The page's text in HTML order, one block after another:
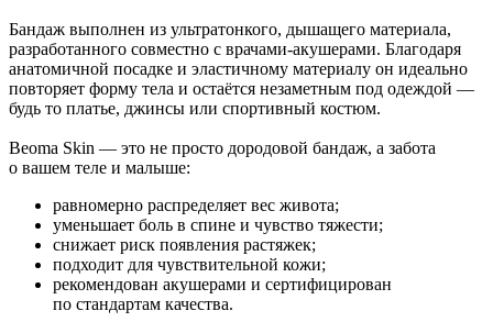
Бандаж выполнен из ультратонкого, дышащего материала,
разработанного совместно с врачами-акушерами. Благодаря
анатомичной посадке и эластичному материалу он идеально
повторяет форму тела и остаётся незаметным под одеждой —
будь то платье, джинсы или спортивный костюм.
Beoma Skin — это не просто дородовой бандаж, а забота
о вашем теле и малыше:
равномерно распределяет вес живота;
уменьшает боль в спине и чувство тяжести;
снижает риск появления растяжек;
подходит для чувствительной кожи;
рекомендован акушерами и сертифицирован
по стандартам качества.